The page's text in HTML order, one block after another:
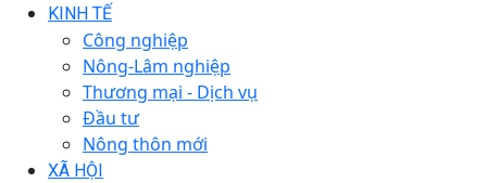
KINH TẾ
Công nghiệp
Nông-Lâm nghiệp
Thương mại - Dịch vụ
Đầu tư
Nông thôn mới
XÃ HỘI